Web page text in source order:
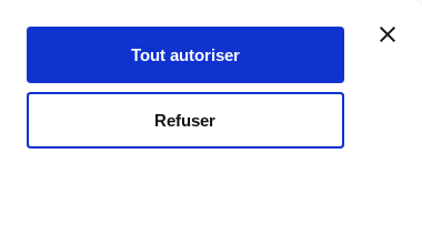
Tout autoriser
Refuser
Se connecter